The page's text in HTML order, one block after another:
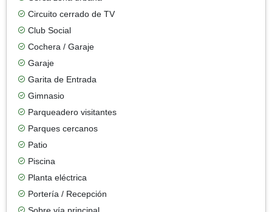
Circuito cerrado de TV
Club Social
Cochera / Garaje
Garaje
Garita de Entrada
Gimnasio
Parqueadero visitantes
Parques cercanos
Patio
Piscina
Planta eléctrica
Portería / Recepción
Sobre vía principal